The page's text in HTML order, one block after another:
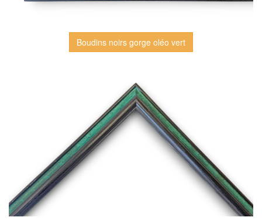
Boudins noirs gorge oléo vert